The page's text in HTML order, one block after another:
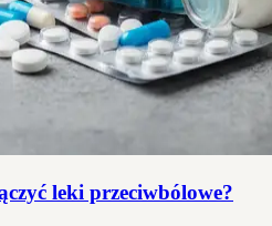
leki przeciwbólowe?